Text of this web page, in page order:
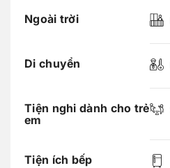
Ngoài trời
Di chuyển
Tiện nghi dành cho trẻ
em
Tiện ích bếp